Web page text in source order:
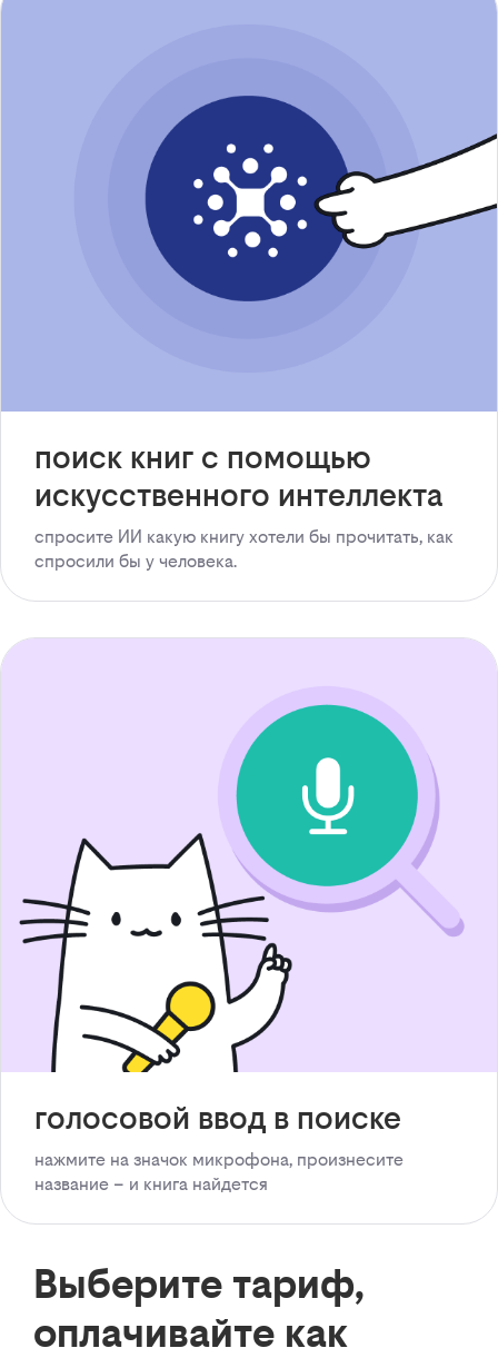
поиск книг с помощью
искусственного интеллекта
спросите ИИ какую книгу хотели бы прочитать, как
спросили бы у человека.
голосовой ввод в поиске
нажмите на значок микрофона, произнесите
название – и книга найдется
Выберите тариф,
оплачивайте как